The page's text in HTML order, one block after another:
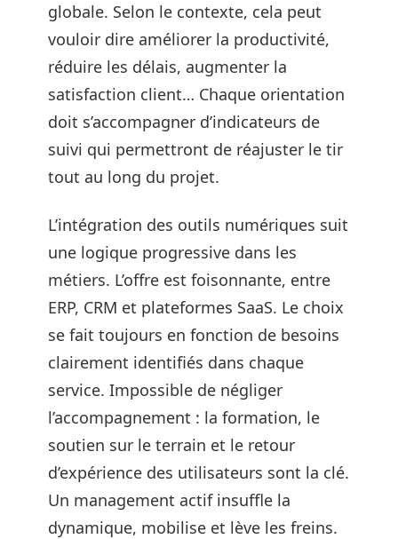
globale. Selon le contexte, cela peut
vouloir dire améliorer la productivité,
réduire les délais, augmenter la
satisfaction client… Chaque orientation
doit s’accompagner d’indicateurs de
suivi qui permettront de réajuster le tir
tout au long du projet.
L’intégration des outils numériques suit
une logique progressive dans les
métiers. L’offre est foisonnante, entre
ERP, CRM et plateformes SaaS. Le choix
se fait toujours en fonction de besoins
clairement identifiés dans chaque
service. Impossible de négliger
l’accompagnement : la formation, le
soutien sur le terrain et le retour
d’expérience des utilisateurs sont la clé.
Un management actif insuffle la
dynamique, mobilise et lève les freins.